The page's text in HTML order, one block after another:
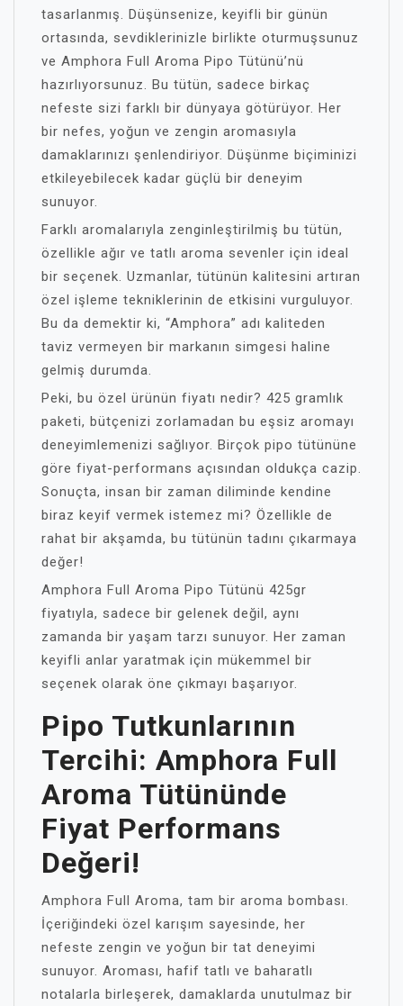
tasarlanmış. Düşünsenize, keyifli bir günün
ortasında, sevdiklerinizle birlikte oturmuşsunuz
ve Amphora Full Aroma Pipo Tütünü’nü
hazırlıyorsunuz. Bu tütün, sadece birkaç
nefeste sizi farklı bir dünyaya götürüyor. Her
bir nefes, yoğun ve zengin aromasıyla
damaklarınızı şenlendiriyor. Düşünme biçiminizi
etkileyebilecek kadar güçlü bir deneyim
sunuyor.
Farklı aromalarıyla zenginleştirilmiş bu tütün,
özellikle ağır ve tatlı aroma sevenler için ideal
bir seçenek. Uzmanlar, tütünün kalitesini artıran
özel işleme tekniklerinin de etkisini vurguluyor.
Bu da demektir ki, “Amphora” adı kaliteden
taviz vermeyen bir markanın simgesi haline
gelmiş durumda.
Peki, bu özel ürünün fiyatı nedir? 425 gramlık
paketi, bütçenizi zorlamadan bu eşsiz aromayı
deneyimlemenizi sağlıyor. Birçok pipo tütününe
göre fiyat-performans açısından oldukça cazip.
Sonuçta, insan bir zaman diliminde kendine
biraz keyif vermek istemez mi? Özellikle de
rahat bir akşamda, bu tütünün tadını çıkarmaya
değer!
Amphora Full Aroma Pipo Tütünü 425gr
fiyatıyla, sadece bir gelenek değil, aynı
zamanda bir yaşam tarzı sunuyor. Her zaman
keyifli anlar yaratmak için mükemmel bir
seçenek olarak öne çıkmayı başarıyor.
Pipo Tutkunlarının
Tercihi: Amphora Full
Aroma Tütününde
Fiyat Performans
Değeri!
Amphora Full Aroma, tam bir aroma bombası.
İçeriğindeki özel karışım sayesinde, her
nefeste zengin ve yoğun bir tat deneyimi
sunuyor. Aroması, hafif tatlı ve baharatlı
notalarla birleşerek, damaklarda unutulmaz bir